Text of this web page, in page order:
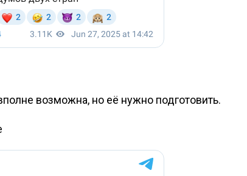
возможна, но её нужно подготовить.